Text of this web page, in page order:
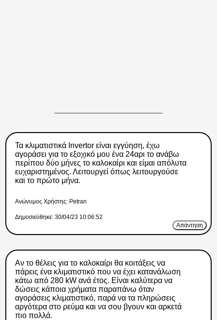
Τα κλιματιστικά Invertor είναι εγγύηση, έχω
αγοράσει για το εξοχικό μου ένα 24αρι το ανάβω
περίπου δύο μήνες το καλοκαίρι και είμαι απόλυτα
ευχαριστημένος. Λειτουργεί όπως λειτουργούσε
και το πρώτο μήνα.
Ανώνυμος Xρήστης: Petran
Δημοσιεύθηκε: 30/04/23 10:06:52
Απάντηση
Αν το θέλεις για το καλοκαίρι θα κοιτάξεις να
πάρεις ένα κλιματιστικό που να έχει κατανάλωση
κάτω από 280 kW ανά έτος. Είναι καλύτερα να
δώσεις κάποια χρήματα παραπάνω όταν
αγοράσεις κλιματιστικό, παρά να τα πληρώσεις
αργότερα στο ρεύμα και να σου βγουν και αρκετά
πιο πολλά.